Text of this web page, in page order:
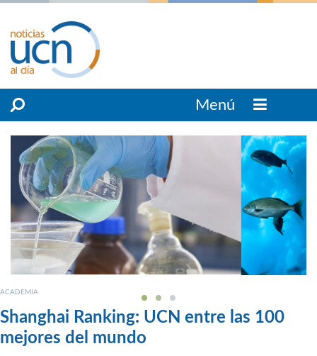
Menú
ACADEMIA
Shanghai Ranking: UCN entre las 100
mejores del mundo